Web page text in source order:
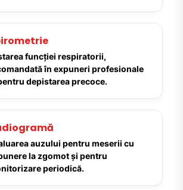
funcției respiratorii,
în expuneri profesionale
depistarea precoce.
auzului pentru meserii cu
la zgomot și pentru
periodică.